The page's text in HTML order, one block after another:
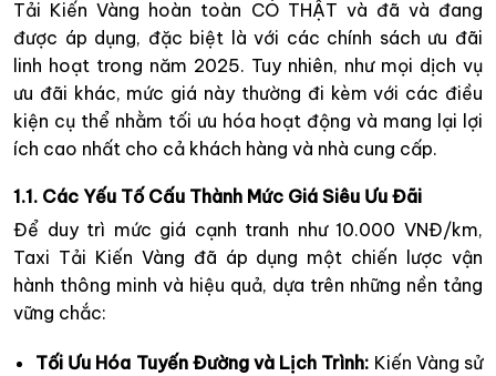
Tải Kiến Vàng hoàn toàn CÓ THẬT và đã và đang
được áp dụng, đặc biệt là với các chính sách ưu đãi
linh hoạt trong năm 2025. Tuy nhiên, như mọi dịch vụ
ưu đãi khác, mức giá này thường đi kèm với các điều
kiện cụ thể nhằm tối ưu hóa hoạt động và mang lại lợi
ích cao nhất cho cả khách hàng và nhà cung cấp.
1.1. Các Yếu Tố Cấu Thành Mức Giá Siêu Ưu Đãi
Để duy trì mức giá cạnh tranh như 10.000 VNĐ/km,
Taxi Tải Kiến Vàng đã áp dụng một chiến lược vận
hành thông minh và hiệu quả, dựa trên những nền tảng
vững chắc:
Tối Ưu Hóa Tuyến Đường và Lịch Trình: Kiến Vàng sử